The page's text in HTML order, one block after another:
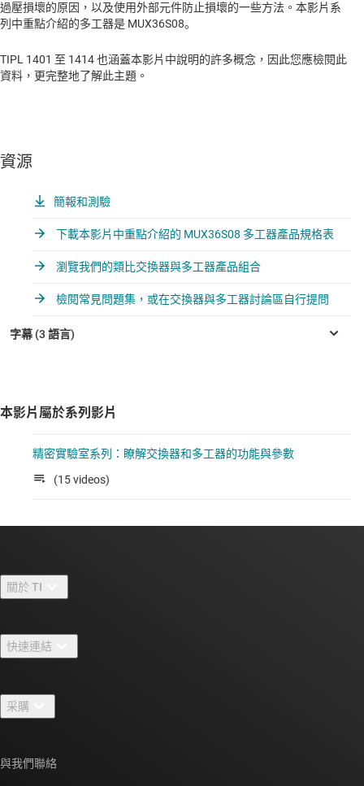
過壓損壞的原因，以及使用外部元件防止損壞的一些方法。本影片系
列中重點介紹的多工器是 MUX36S08。
TIPL 1401 至 1414 也涵蓋本影片中說明的許多概念，因此您應檢閱此
資料，更完整地了解此主題。
資源
簡報和測驗
下載本影片中重點介紹的 MUX36S08 多工器產品規格表
瀏覽我們的類比交換器與多工器產品組合
檢閱常見問題集，或在交換器與多工器討論區自行提問
本影片屬於系列影片
精密實驗室系列：瞭解交換器和多工器的功能與參數
(15 videos)
關於 TI
人才招募
新聞室
活動
快速連結
TI E2E™ 設計支援論壇
交互參考搜索
采購
與我們聯絡